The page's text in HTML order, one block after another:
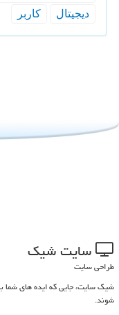
دیجیتال
كاربر
سایت شیك
طراحی سایت
شیک سایت، جایی که ایده های شما
شوند.